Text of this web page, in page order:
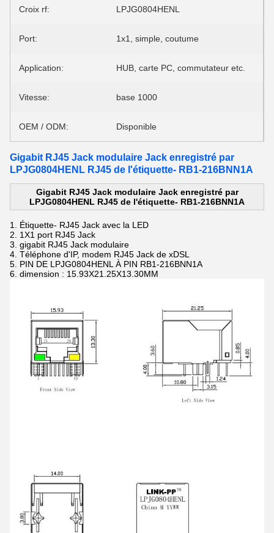
Croix rf: LPJG0804HENL
Port: 1x1, simple, coutume
Application: HUB, carte PC, commutateur etc.
Vitesse: base 1000
OEM / ODM: Disponible
Gigabit RJ45 Jack modulaire Jack enregistré par
LPJG0804HENL RJ45 de l'étiquette- RB1-216BNN1A
Gigabit RJ45 Jack modulaire Jack enregistré par
LPJG0804HENL RJ45 de l'étiquette- RB1-216BNN1A
1. Étiquette- RJ45 Jack avec la LED
2. 1X1 port RJ45 Jack
3. gigabit RJ45 Jack modulaire
4. Téléphone d'IP, modem RJ45 Jack de xDSL
5. PIN DE LPJG0804HENL À PIN RB1-216BNN1A
6. dimension : 15.93X21.25X13.30MM